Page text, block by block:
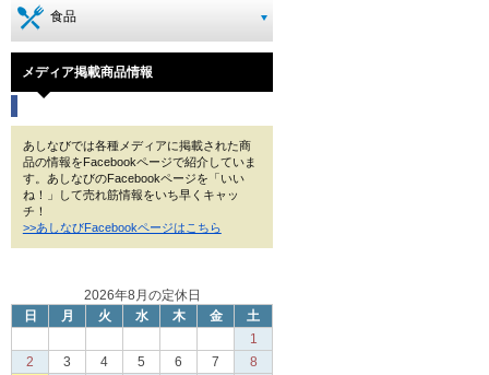
食品
メディア掲載商品情報
あしなびでは各種メディアに掲載された商
品の情報をFacebookページで紹介していま
す。あしなびのFacebookページを「いい
ね！」して売れ筋情報をいち早くキャッ
チ！
>>あしなびFacebookページはこちら
2026年8月の定休日
日
月 火 水 木 金
土
1
2
3 4 5 6 7
8